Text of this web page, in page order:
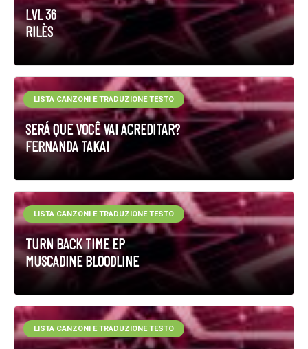
LVL 36
RILÈS
SERÁ QUE VOCÊ VAI ACREDITAR?
FERNANDA TAKAI
LISTA CANZONI E TRADUZIONE TESTO
TURN BACK TIME EP
MUSCADINE BLOODLINE
LISTA CANZONI E TRADUZIONE TESTO
LISTA CANZONI E TRADUZIONE TESTO